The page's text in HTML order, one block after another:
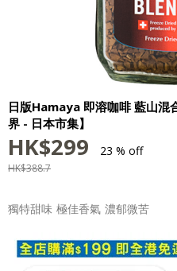
日版Hamaya 即溶咖啡 藍山
界 - 日本市集】
HK$299 23 % off
HK$388.7
獨特甜味 極佳香氣 濃郁微苦